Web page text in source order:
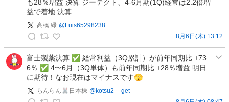
ス
の
高
橋
緑
も28％増益 決算 ジーテクト、4-6月期(1Q)経常は2.2倍増
益で着地 決算
高橋 緑 @Luis65298238
8月6日(木) 13:12
富士製薬決算 ✅ 経常利益（3Q累計）が前年同期比 +73.
6％ ✅ 4〜6月（3Q単体）も前年同期比 +28％増益 明日
に期待！なお現在はマイナスです🫣
らんらん🐰日本株 @kotsu2__get